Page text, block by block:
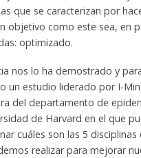
que se caracterizan por
objetivo como este sea, en
optimizado.
nos lo ha demostrado y
un estudio liderado por I-
del departamento de
de Harvard en el que
cuáles son las 5 disciplinas
realizar para mejorar